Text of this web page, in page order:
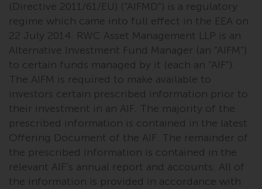
(Directive 2011/61/EU) (“AIFMD”) is a regulatory
regime which came into full effect in the EEA on
22 July 2014. RWC Asset Management LLP is an
Alternative Investment Fund Manager (an “AIFM”)
to certain funds managed by it (each an “AIF”).
The AIFM is required to make available to
investors certain prescribed information prior to
their investment in an AIF. The majority of the
prescribed information is contained in the latest
Offering Document of the AIF. The remainder of
the prescribed information is contained in the
relevant AIF’s annual report and accounts. All of
the information is provided in accordance with